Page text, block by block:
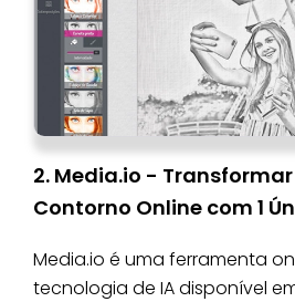
2. Media.io -
Contorno Online com 1
Media.io é uma ferramenta
tecnologia de IA disponível